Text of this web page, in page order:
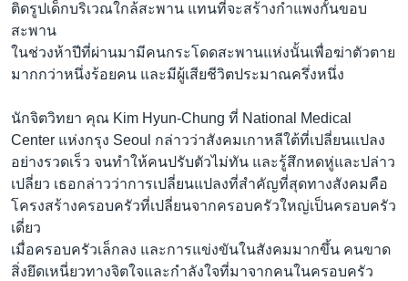
ติดรูปเด็กบริเวณใกล้สะพาน แทนที่จะสร้างกำแพงกั้นขอบ
สะพาน
ในช่วงห้าปีที่ผ่านมามีคนกระโดดสะพานแห่งนั้นเพื่อฆ่าตัวตาย
มากกว่าหนึ่งร้อยคน และมีผู้เสียชีวิตประมาณครึ่งหนึ่ง
นักจิตวิทยา คุณ Kim Hyun-Chung ที่ National Medical
Center แห่งกรุง Seoul กล่าวว่าสังคมเกาหลีใต้ที่เปลี่ยนแปลง
อย่างรวดเร็ว จนทำให้คนปรับตัวไม่ทัน และรู้สึกหดหู่และปล่าว
เปลี่ยว เธอกล่าวว่าการเปลี่ยนแปลงที่สำคัญที่สุดทางสังคมคือ
โครงสร้างครอบครัวที่เปลี่ยนจากครอบครัวใหญ่เป็นครอบครัว
เดี่ยว
เมื่อครอบครัวเล็กลง และการแข่งขันในสังคมมากขึ้น คนขาด
สิ่งยึดเหนี่ยวทางจิตใจและกำลังใจที่มาจากคนในครอบครัว